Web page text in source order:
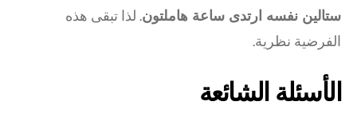
ستالين نفسه ارتدى ساعة هاملتون. لذا تبقى هذه
الفرضية نظرية.
الأسئلة الشائعة